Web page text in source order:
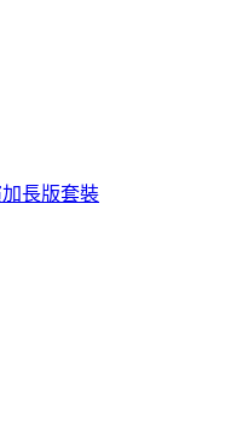
長版套裝